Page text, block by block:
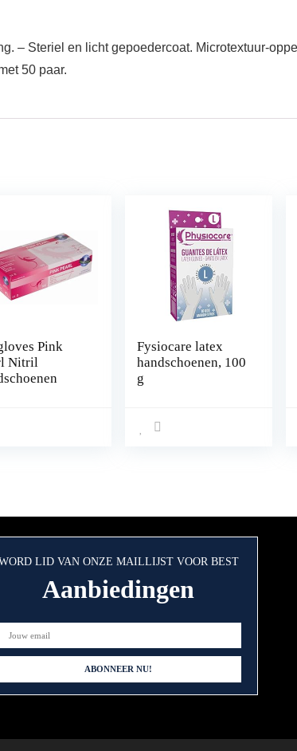
– Steriel en licht gepoedercoat. Microtextuur-
50 paar.
Pink
Nitril
Fysiocare latex
handschoenen, 100
g
LID VAN ONZE MAILLIJST VOOR BEST
Aanbiedingen